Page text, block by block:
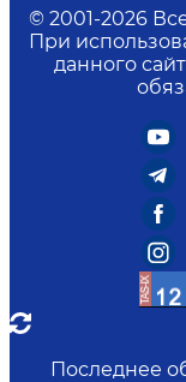
© 2001-2026
При
данного
Последнее